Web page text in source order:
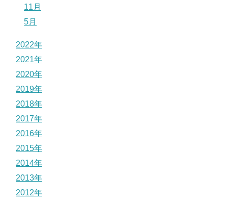
11月
5月
2022年
2021年
2020年
2019年
2018年
2017年
2016年
2015年
2014年
2013年
2012年